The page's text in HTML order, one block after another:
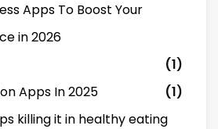
Apps To Boost Your
in 2026
(1)
Apps In 2025
(1)
killing it in healthy eating